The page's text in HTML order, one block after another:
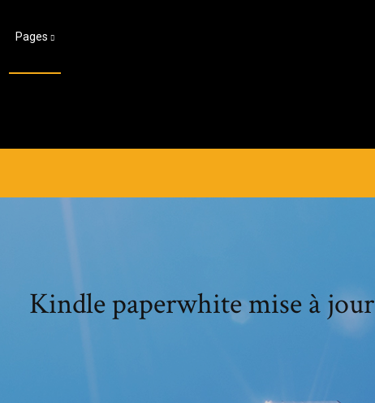
Pages
Kindle paperwhite mise à jour